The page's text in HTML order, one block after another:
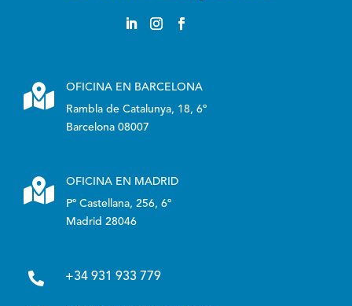

OFICINA EN BARCELONA
Rambla de Catalunya, 18, 6º
Barcelona 08007

OFICINA EN MADRID
Pº Castellana, 256, 6º
Madrid 28046
 +34 931 933 779